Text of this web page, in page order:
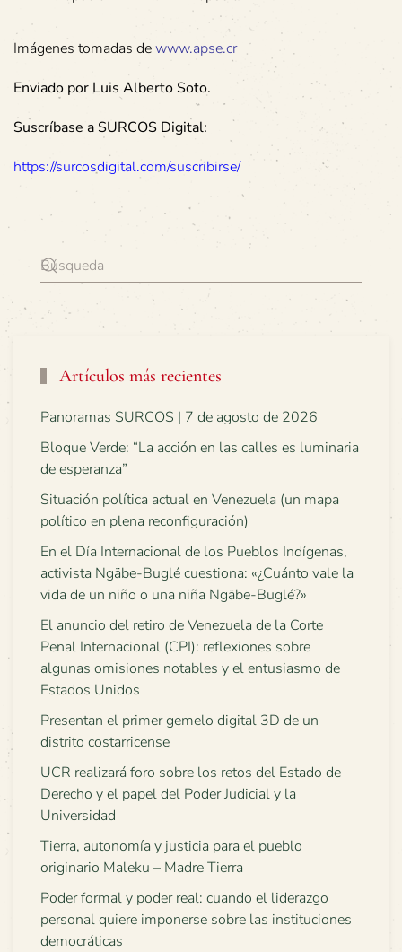
Imágenes tomadas dewww.apse.cr
Enviado por Luis Alberto Soto.
Suscríbase a SURCOS Digital:
https://surcosdigital.com/suscribirse/
Artículos más recientes
Panoramas SURCOS | 7 de agosto de 2026
Bloque Verde: “La acción en las calles es luminaria
de esperanza”
Situación política actual en Venezuela (un mapa
político en plena reconfiguración)
En el Día Internacional de los Pueblos Indígenas,
activista Ngäbe-Buglé cuestiona: «¿Cuánto vale la
vida de un niño o una niña Ngäbe-Buglé?»
El anuncio del retiro de Venezuela de la Corte
Penal Internacional (CPI): reflexiones sobre
algunas omisiones notables y el entusiasmo de
Estados Unidos
Presentan el primer gemelo digital 3D de un
distrito costarricense
UCR realizará foro sobre los retos del Estado de
Derecho y el papel del Poder Judicial y la
Universidad
Tierra, autonomía y justicia para el pueblo
originario Maleku – Madre Tierra
Poder formal y poder real: cuando el liderazgo
personal quiere imponerse sobre las instituciones
democráticas